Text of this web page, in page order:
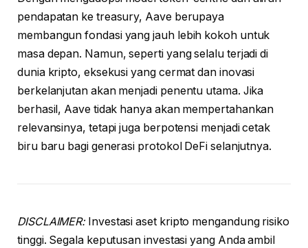
pendapatan ke treasury, Aave berupaya
membangun fondasi yang jauh lebih kokoh untuk
masa depan. Namun, seperti yang selalu terjadi di
dunia kripto, eksekusi yang cermat dan inovasi
berkelanjutan akan menjadi penentu utama. Jika
berhasil, Aave tidak hanya akan mempertahankan
relevansinya, tetapi juga berpotensi menjadi cetak
biru baru bagi generasi protokol DeFi selanjutnya.
DISCLAIMER:Investasi aset kripto mengandung risiko
tinggi. Segala keputusan investasi yang Anda ambil